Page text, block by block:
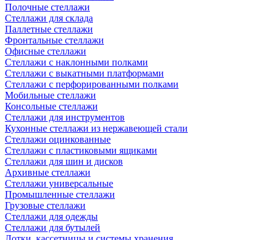
Полочные стеллажи
Стеллажи для склада
Паллетные стеллажи
Фронтальные стеллажи
Офисные стеллажи
Стеллажи с наклонными полками
Стеллажи с выкатными платформами
Стеллажи с перфорированными полками
Мобильные стеллажи
Консольные стеллажи
Стеллажи для инструментов
Кухонные стеллажи из нержавеющей стали
Стеллажи оцинкованные
Стеллажи с пластиковыми ящиками
Стеллажи для шин и дисков
Архивные стеллажи
Стеллажи универсальные
Промышленные стеллажи
Грузовые стеллажи
Стеллажи для одежды
Стеллажи для бутылей